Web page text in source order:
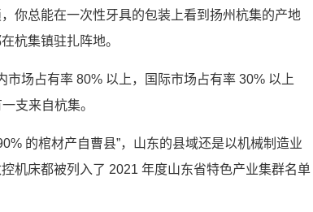
你总能在一次性牙具的包装上看到扬州杭集的产地
杭集镇驻扎阵地。
市场占有率 80% 以上，国际市场占有率 30% 以上
支来自杭集。
的棺材产自曹县”，山东的县域还是以机械制造业
机床都被列入了 2021 年度山东省特色产业集群名单